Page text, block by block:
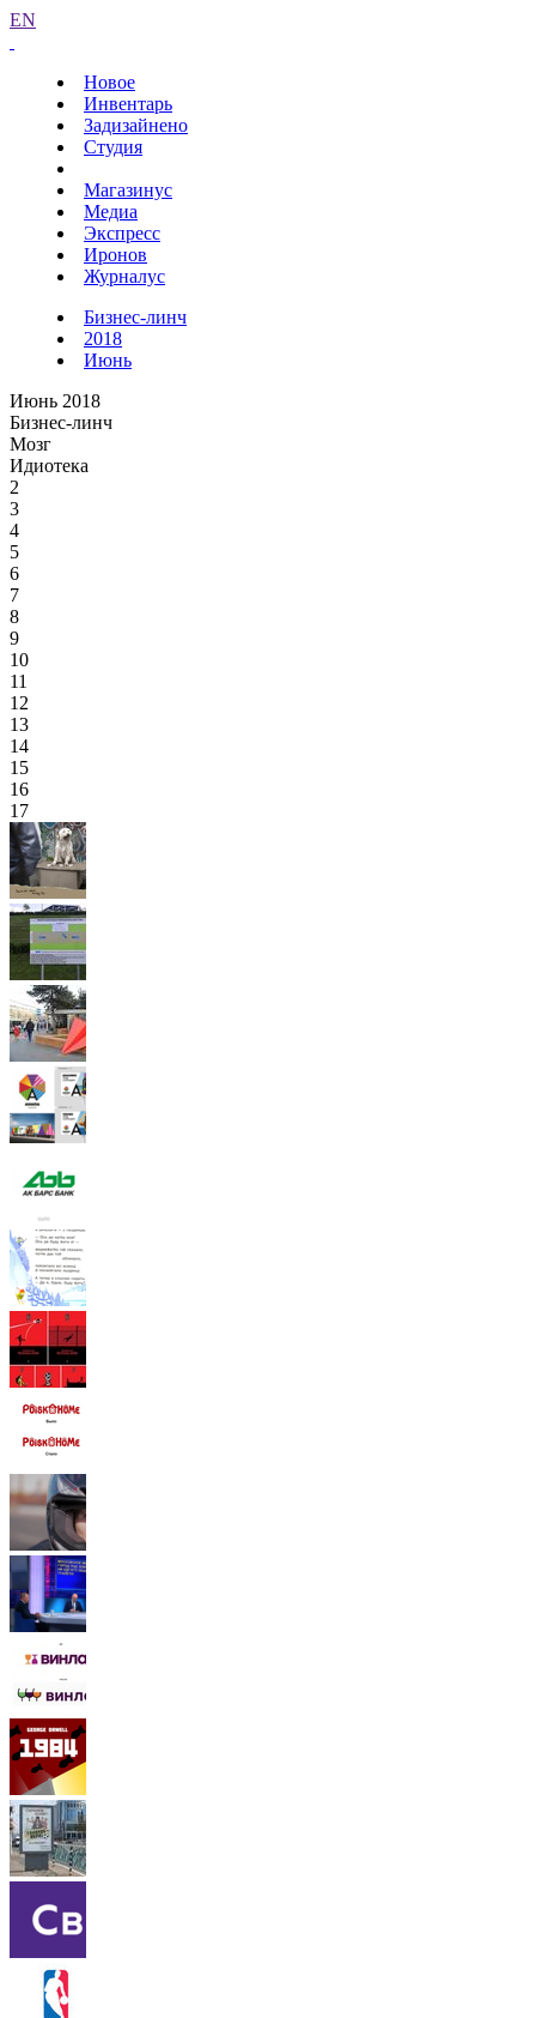
EN
Новое
Инвентарь
Задизайнено
Студия
Магазинус
Медиа
Экспресс
Иронов
Журналус
Бизнес-линч
2018
Июнь
Июнь 2018
Бизнес-линч
Мозг
Идиотека
2
3
4
5
6
7
8
9
10
11
12
13
14
15
16
17